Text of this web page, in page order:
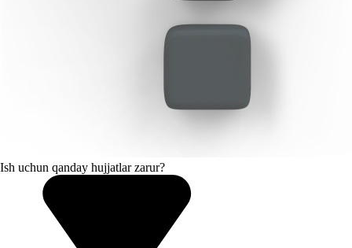
Ish uchun qanday hujjatlar zarur?